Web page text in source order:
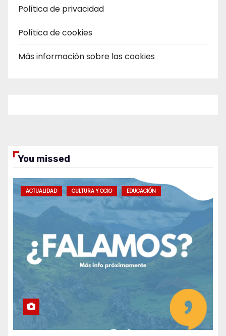
Política de privacidad
Política de cookies
Más información sobre las cookies
You missed
ACTUALIDAD CULTURA Y OCIO EDUCACIÓN